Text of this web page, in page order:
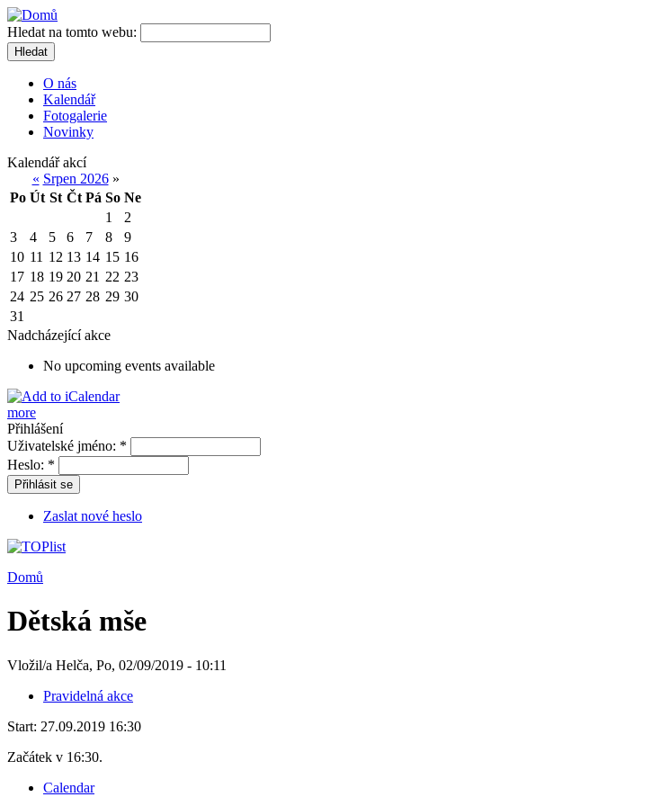
Hledat na tomto webu:
Hledat
O nás
Kalendář
Fotogalerie
Novinky
Kalendář akcí
« Srpen 2026 »
Po Út St Čt Pá So Ne
1
2
3
4 5 6 7 8
9
10 11 12 13 14 15 16
17 18 19 20 21 22 23
24 25 26 27 28 29 30
31
Nadcházející akce
No upcoming events available
more
Přihlášení
Uživatelské jméno: *
Heslo: *
Přihlásit se
Zaslat nové heslo
Domů
Dětská mše
Vložil/a Helča, Po, 02/09/2019 - 10:11
Pravidelná akce
Start: 27.09.2019 16:30
Začátek v 16:30.
Calendar